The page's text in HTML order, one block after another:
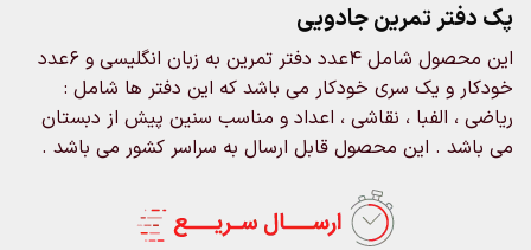
پک دفتر تمرین جادویی
این محصول شامل 4عدد دفتر تمرین به زبان انگلیسی و 6عدد
خودکار و یک سری خودکار می باشد که این دفتر ها شامل :
ریاضی ، الفبا ، نقاشی ، اعداد و مناسب سنین پیش از دبستان
می باشد . این محصول قابل ارسال به سراسر کشور می باشد .